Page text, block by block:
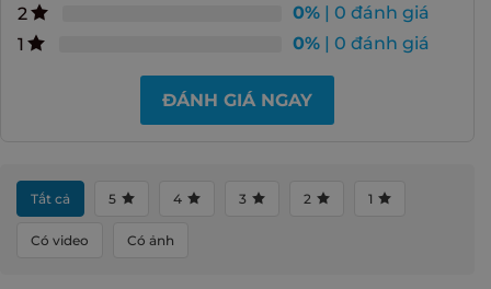
2
0% | 0 đánh giá
1
0% | 0 đánh giá
ĐÁNH GIÁ NGAY
Tất cả 5 4 3 2 1
Có video Có ảnh